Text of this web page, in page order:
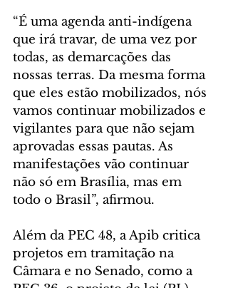
“É uma agenda anti-indígena
que irá travar, de uma vez por
todas, as demarcações das
nossas terras. Da mesma forma
que eles estão mobilizados, nós
vamos continuar mobilizados e
vigilantes para que não sejam
aprovadas essas pautas. As
manifestações vão continuar
não só em Brasília, mas em
todo o Brasil”, afirmou.
Além da PEC 48, a Apib critica
projetos em tramitação na
Câmara e no Senado, como a